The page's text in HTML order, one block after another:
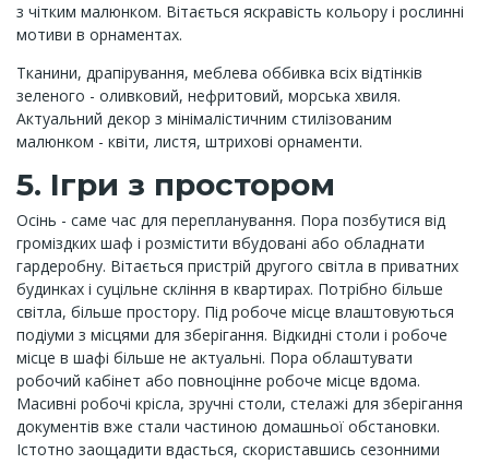
з чітким малюнком. Вітається яскравість кольору і рослинні
мотиви в орнаментах.
Тканини, драпірування, меблева оббивка всіх відтінків
зеленого - оливковий, нефритовий, морська хвиля.
Актуальний декор з мінімалістичним стилізованим
малюнком - квіти, листя, штрихові орнаменти.
5. Ігри з простором
Осінь - саме час для перепланування. Пора позбутися від
громіздких шаф і розмістити вбудовані або обладнати
гардеробну. Вітається пристрій другого світла в приватних
будинках і суцільне скління в квартирах. Потрібно більше
світла, більше простору. Під робоче місце влаштовуються
подіуми з місцями для зберігання. Відкидні столи і робоче
місце в шафі більше не актуальні. Пора облаштувати
робочий кабінет або повноцінне робоче місце вдома.
Масивні робочі крісла, зручні столи, стелажі для зберігання
документів вже стали частиною домашньої обстановки.
Істотно заощадити вдасться, скориставшись сезонними